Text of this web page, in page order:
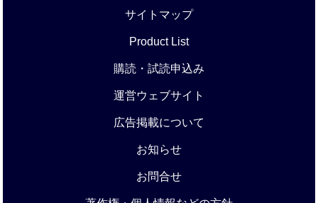
サイトマップ
Product List
購読・試読申込み
運営ウェブサイト
広告掲載について
お知らせ
お問合せ